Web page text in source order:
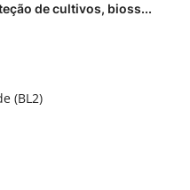
de cultivos, bioss...
(BL2)